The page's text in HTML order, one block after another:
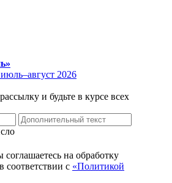
2026
и будьте в курсе всех
на обработку
соответствии с «Политикой